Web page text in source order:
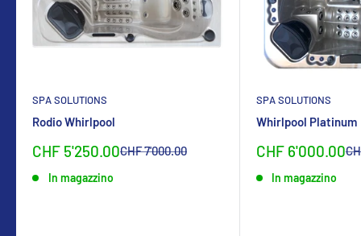
SPA SOLUTIONS
Rodio Whirlpool
Sonderpreis
CHF 5'250.00Normalpreis
CHF 7'000.00
In magazzino
SPA SOLUTIONS
Whirlpool Platinum
Sonderpreis
CHF 6'000.00
In magazzino